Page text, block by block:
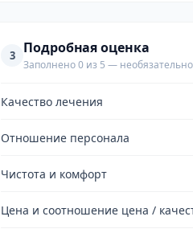
3 Подробная оценка
Заполнено 0 из 5 — необязательно
Качество лечения
Отношение персонала
Чистота и комфорт
Цена и соотношение цена /